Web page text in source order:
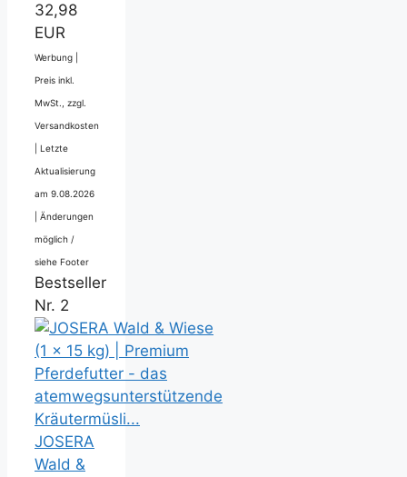
32,98
EUR
Werbung |
Preis inkl.
MwSt., zzgl.
Versandkosten
Letzte
Aktualisierung
am 9.08.2026
Änderungen
möglich /
siehe Footer
Bestseller
Nr. 2
JOSERA
Wald &